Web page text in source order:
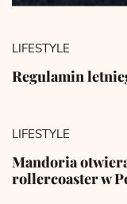
LIFESTYLE
Regulamin
LIFESTYLE
Mandoria
rollercoaster w